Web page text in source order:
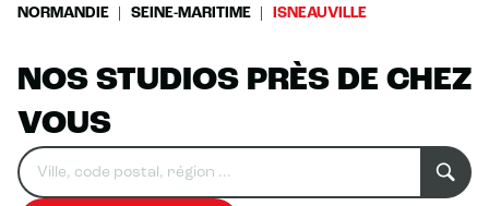
NORMANDIE
SEINE-MARITIME ISNEAUVILLE
NOS STUDIOS PRÈS DE CHEZ
VOUS
Rechercher
un
établissement
Veuillez
renseigner
une
0
résultat(s)
trouvé(s)